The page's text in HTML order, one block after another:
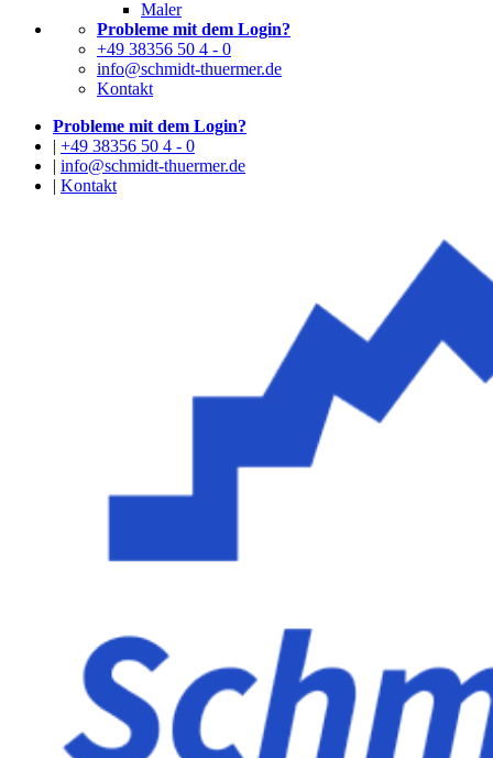
Maler
Probleme mit dem Login?
+49 38356 50 4 - 0
info@schmidt-thuermer.de
Kontakt
Probleme mit dem Login?
| +49 38356 50 4 - 0
| info@schmidt-thuermer.de
| Kontakt